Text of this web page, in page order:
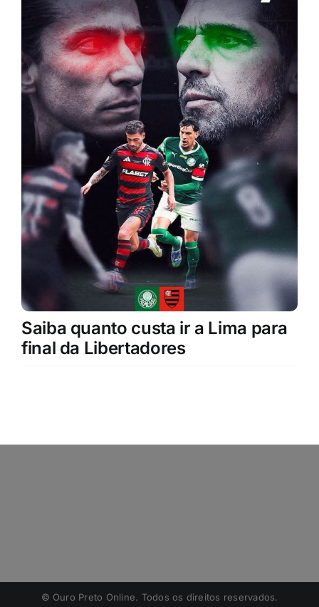
Saiba quanto custa ir a Lima para
final da Libertadores
©️ Ouro Preto Online. Todos os direitos reservados.